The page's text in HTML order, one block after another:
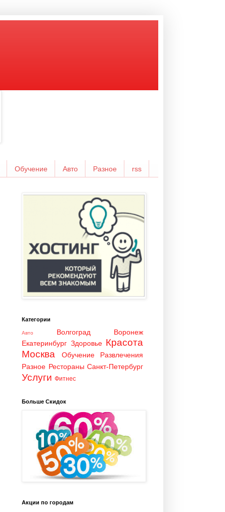
Обучение Авто Разное rss
Категории
Авто Волгоград
Воронеж
Екатеринбург Здоровье Красота
Москва
Обучение
Развлечения
Разное Рестораны Санкт-Петербург
Услуги Фитнес
Больше Скидок
Акции по городам